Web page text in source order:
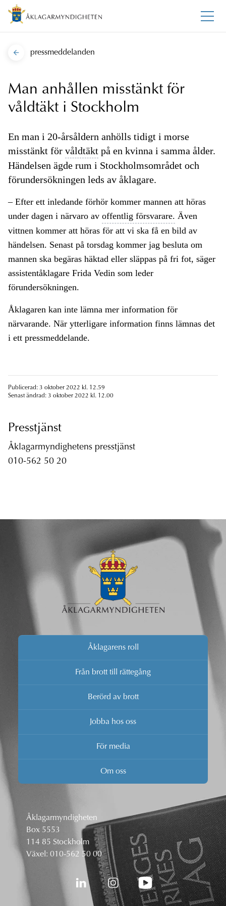
pressmeddelanden
Man anhållen misstänkt för
våldtäkt i Stockholm
En man i 20-årsåldern anhölls tidigt i morse
misstänkt för våldtäkt på en kvinna i samma ålder.
Händelsen ägde rum i Stockholmsområdet och
förundersökningen leds av åklagare.
– Efter ett inledande förhör kommer mannen att höras
under dagen i närvaro av offentlig försvarare. Även
vittnen kommer att höras för att vi ska få en bild av
händelsen. Senast på torsdag kommer jag besluta om
mannen ska begäras häktad eller släppas på fri fot, säger
assistentåklagare Frida Vedin som leder
förundersökningen.
Åklagaren kan inte lämna mer information för
närvarande. När ytterligare information finns lämnas det
i ett pressmeddelande.
Publicerad: 3 oktober 2022 kl. 12.59
Senast ändrad: 3 oktober 2022 kl. 12.00
Presstjänst
Åklagarmyndighetens presstjänst
010-562 50 20
Åklagarens roll
Från brott till rättegång
Berörd av brott
Jobba hos oss
För media
Om oss
Åklagarmyndigheten
Box 5553
114 85 Stockholm
Växel: 010-562 50 00